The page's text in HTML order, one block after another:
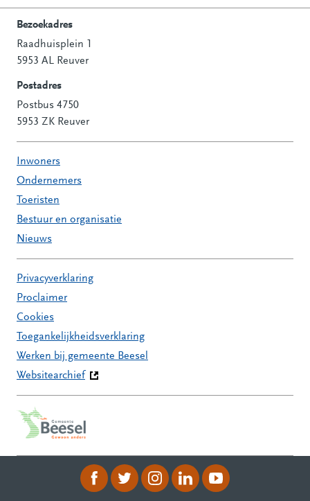
Contactinformatie
Bezoekadres
Raadhuisplein 1
5953 AL Reuver
Postadres
Postbus 4750
5953 ZK Reuver
Inwoners
Ondernemers
Toeristen
Bestuur en organisatie
Nieuws
Privacyverklaring
Proclaimer
Cookies
Toegankelijkheidsverklaring
Werken bij gemeente Beesel
Websitearchief